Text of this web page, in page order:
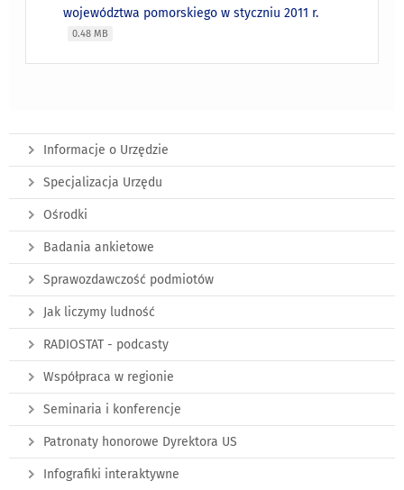
województwa pomorskiego w styczniu 2011 r.
0.48 MB
Informacje o Urzędzie
Specjalizacja Urzędu
Ośrodki
Badania ankietowe
Sprawozdawczość podmiotów
Jak liczymy ludność
RADIOSTAT - podcasty
Współpraca w regionie
Seminaria i konferencje
Patronaty honorowe Dyrektora US
Infografiki interaktywne